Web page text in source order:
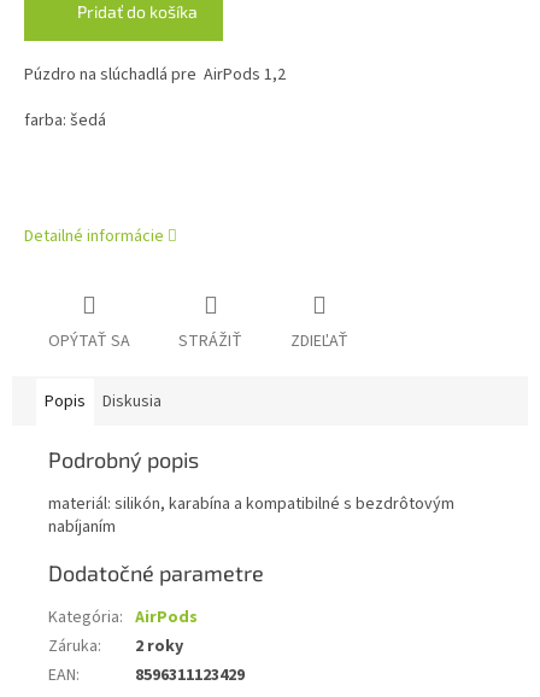
Pridať do košíka
Púzdro na slúchadlá pre AirPods 1,2
farba: šedá
Detailné informácie
OPÝTAŤ SA STRÁŽIŤ ZDIEĽAŤ
Popis Diskusia
Podrobný popis
materiál: silikón, karabína a kompatibilné s bezdrôtovým
nabíjaním
Dodatočné parametre
Kategória: AirPods
Záruka:
2 roky
EAN: 8596311123429